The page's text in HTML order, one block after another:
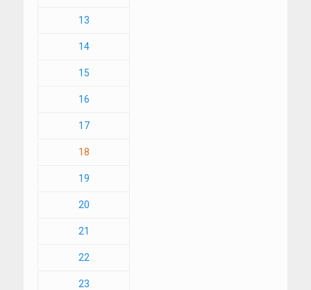
13
14
15
16
17
18
19
20
21
22
23